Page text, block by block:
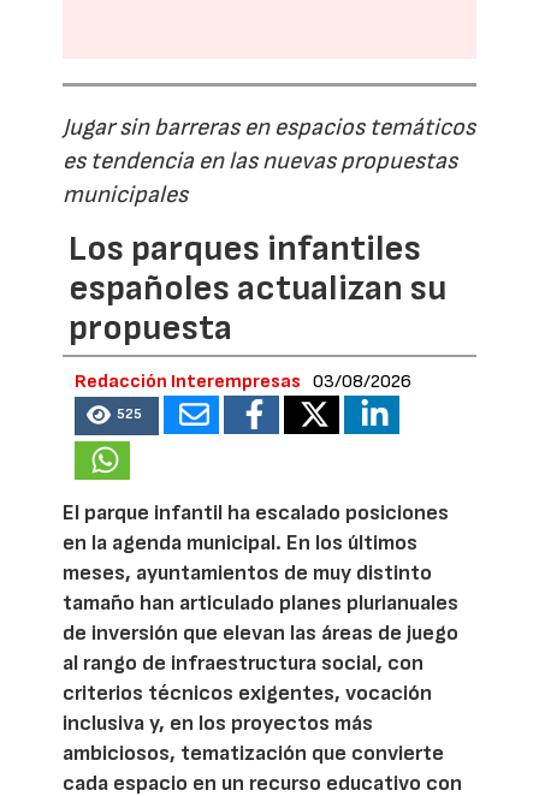
Jugar sin barreras en espacios temáticos
es tendencia en las nuevas propuestas
municipales
Los parques infantiles
españoles actualizan su
propuesta
Redacción Interempresas 03/08/2026
525
El parque infantil ha escalado posiciones
en la agenda municipal. En los últimos
meses, ayuntamientos de muy distinto
tamaño han articulado planes plurianuales
de inversión que elevan las áreas de juego
al rango de infraestructura social, con
criterios técnicos exigentes, vocación
inclusiva y, en los proyectos más
ambiciosos, tematización que convierte
cada espacio en un recurso educativo con